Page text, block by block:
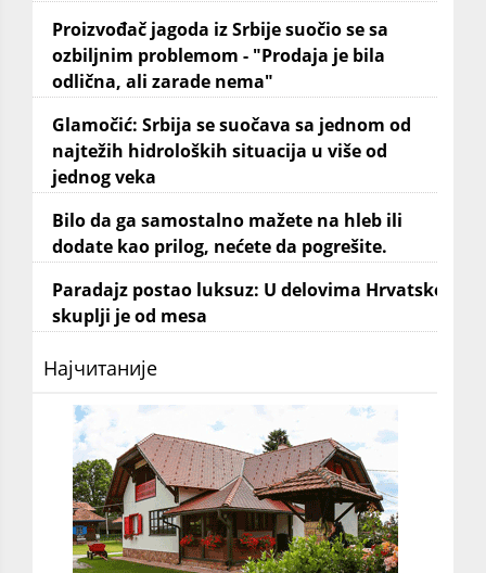
Proizvođač jagoda iz Srbije suočio se sa
ozbiljnim problemom - "Prodaja je bila
odlična, ali zarade nema"
Glamočić: Srbija se suočava sa jednom od
najtežih hidroloških situacija u više od
jednog veka
Bilo da ga samostalno mažete na hleb ili
dodate kao prilog, nećete da pogrešite.
Paradajz postao luksuz: U delovima Hrvatske
skuplji je od mesa
Најчитаније